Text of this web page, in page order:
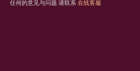
任何的意见与问题 请联系 在线客服